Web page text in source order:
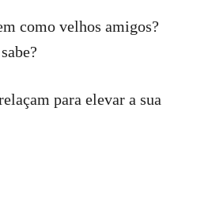
como velhos amigos?
para elevar a sua